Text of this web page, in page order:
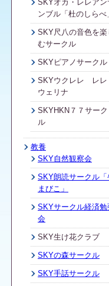
SKYオカ・レレアン
ンブル「杜のしらべ
SKY尺八の音色を楽
むサークル
SKYピアノサークル
SKYウクレレ レレ
ウェリナ
SKYHKN７７サーク
ル
教養
SKY自然観察会
SKY朗読サークル「
まびこ」
SKYサークル経済勉
会
SKY生け花クラブ
SKYの森サークル
SKY手話サークル